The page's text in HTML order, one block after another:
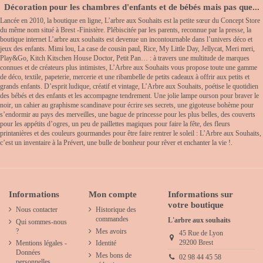
Décoration pour les chambres d'enfants et de bébés mais pas que...
Lancée en 2010, la boutique en ligne, L’arbre aux Souhaits est la petite sœur du Concept Store
du même nom situé à Brest -Finistère. Plébiscitée par les parents, reconnue par la presse, la
boutique internet L’arbre aux souhaits est devenue un incontournable dans l’univers déco et
jeux des enfants. Mimi lou, La case de cousin paul, Rice, My Little Day, Jellycat, Meri meri,
Play&Go, Kitch Kitschen House Doctor, Petit Pan… : à travers une multitude de marques
connues et de créateurs plus intimistes, L’Arbre aux Souhaits vous propose toute une gamme
de déco, textile, papeterie, mercerie et une ribambelle de petits cadeaux à offrir aux petits et
grands enfants. D’esprit ludique, créatif et vintage, L’Arbre aux Souhaits, poétise le quotidien
des bébés et des enfants et les accompagne tendrement. Une jolie lampe ourson pour braver le
noir, un cahier au graphisme scandinave pour écrire ses secrets, une gigoteuse bohème pour
s’endormir au pays des merveilles, une bague de princesse pour les plus belles, des couverts
pour les appétits d’ogres, un peu de paillettes magiques pour faire la fête, des fleurs
printanières et des couleurs gourmandes pour être faire rentrer le soleil : L’Arbre aux Souhaits,
c’est un inventaire à la Prévert, une bulle de bonheur pour rêver et enchanter la vie !.
Informations
Nous contacter
Qui sommes-nous
?
Mentions légales -
Données
Mon compte
Historique des
commandes
Mes avoirs
Identité
Mes bons de
Informations sur
votre boutique
L'arbre aux souhaits
45 Rue de Lyon
29200 Brest
02 98 44 45 58